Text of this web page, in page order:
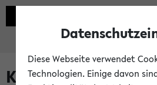
Kombisuche im
Diese Webseite verwendet
Technologien. Einige davon